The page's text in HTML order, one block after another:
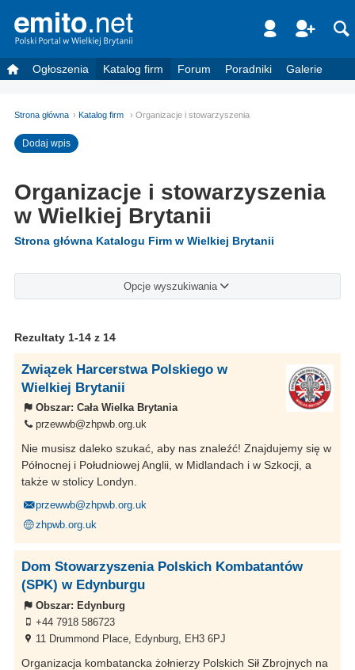
Ogłoszenia Katalog firm Forum Poradniki Galerie
Strona główna Katalog firm Organizacje i stowarzyszenia
Dodaj wpis
Organizacje i stowarzyszenia
w Wielkiej Brytanii
Strona główna Katalogu Firm w Wielkiej Brytanii
Opcje wyszukiwania
Rezultaty 1-14 z 14
Związek Harcerstwa Polskiego w
Wielkiej Brytanii
Obszar: Cała Wielka Brytania
przewwb@zhpwb.org.uk
Nie musisz daleko szukać, aby nas znaleźć! Znajdujemy się w
Północnej i Południowej Anglii, w Midlandach i w Szkocji, a
także w stolicy Londyn.
przewwb@zhpwb.org.uk
zhpwb.org.uk
Dom Stowarzyszenia Polskich Kombatantów
(SPK) w Edynburgu
Obszar: Edynburg
+44 7918 586723
11 Drummond Place, Edynburg, EH3 6PJ
Organizacja kombatancka żołnierzy Polskich Sił Zbrojnych na